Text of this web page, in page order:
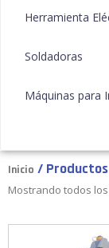
Herramienta
Soldadoras
Máquinas para
Inicio /
Mostrando todos